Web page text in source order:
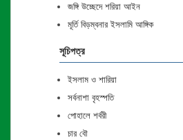
জঙ্গি উচ্ছেদে শরিয়া আইন
মূর্তি বিড়ম্বনার ইসলামি আঙ্গিক
সূচিপত্র
ইসলাম ও শারিয়া
সর্বনাশা বৃহস্পতি
পোহালে শর্বরী
চার বৌ